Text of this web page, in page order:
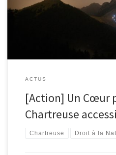
de Quinsonas-Oudinot, adressé au
adressé à tous les citoyens de la
ACTUS
[Action] Un Cœur
Chartreuse
Chartreuse Droit à la